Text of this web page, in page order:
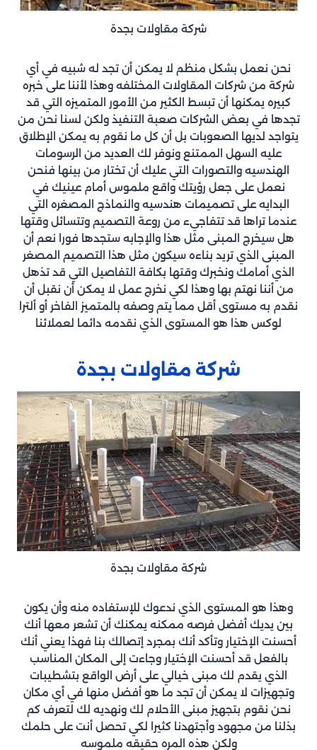
شركة مقاولات بجدة
نحن نعمل بشكل منظم لا يمكن أن تجد له شبيه في أي
شركة من شركات المقاولات المختلفه وهذا لأننا على خبره
كبيره يمكنها أن تبسط الكثير من الأمور المتميزه التي قد
تجدها في بعض الشركات صعبة التنفيذ ولكن لسنا نحن من
يتواجد لديها الصعوبات بل أن كل ما نقوم به يمكن الإطلاق
عليه السهل الممتنع ونوفر لك العديد من الرسومات
الهندسيه والتصورات التي عليك أن تختار من بينها فنحن
نعمل على جعل رؤيتك واقع ملموس أمام عينيك في
البدايه على تصميمات هندسيه والنماذج المصغره التي
عندما تراها قد تتفاجيء من روعة التصميم وتتسائل وقتها
هل سيخرج المبنى مثل هذا والإجابه ستجدها فورا نعم أن
المبنى الذي تريد بناءه سيكون مثل هذا التصميم المصغر
الذي أمامك ونخبرك وقتها بكافة التفاصيل التي قد تذهل
من أننا نهتم بها وهذا لكي نخرج عمل لا يمكن أن نقبل أن
نقدم به مستوى أقل مما يتم وصفه بالمتميز الفاخر أو ألترا
لوكس هذا هو المستوى الذي نقدمه دائما لعملائنا
شركة مقاولات بجدة
شركة مقاولات بجدة
وهذا هو المستوى الذي ندعوك للإستفاده منه وأن يكون
بين يديك أفضل فرصه ممكنه يمكنك أن تشعر معها أنك
أحسنت الإختيار وتأكد أنك بمجرد إتصالك بنا فهذا يعني أنك
بالفعل قد أحسنت الإختيار وجاءت إلى المكان المناسب
الذي يقدم لك مبنى خيالي على أرض الواقع بتشطيبات
وتجهيزات لا يمكن أن تجد ما هو أفضل منها في أي مكان
نحن نقوم بتجهيز مبنى الأحلام لك ونهديه لك لتعرف كم
بذلنا من مجهود وأجتهدنا كثيرا لكي تحصل أنت على حلمك
ولكن هذه المره حقيقه ملموسه